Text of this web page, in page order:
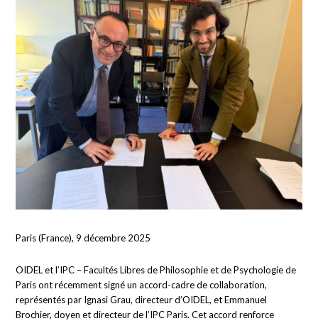
Paris (France), 9 décembre 2025
OIDEL et l’IPC – Facultés Libres de Philosophie et de Psychologie de
Paris ont récemment signé un accord-cadre de collaboration,
représentés par Ignasi Grau, directeur d’OIDEL, et Emmanuel
Brochier, doyen et directeur de l’IPC Paris. Cet accord renforce